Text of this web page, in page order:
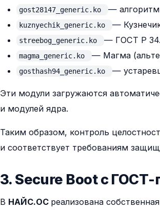
gost28147_generic.ko —
kuznyechik_generic.ko —
streebog_generic.ko — ГОСТ Р
magma_generic.ko — Магма
gosthash94_generic.ko —
Эти модули загружаются
и модулей ядра.
Таким образом, контроль
и соответствует требованиям
3. Secure Boot с
В НАЙС.ОС реализована